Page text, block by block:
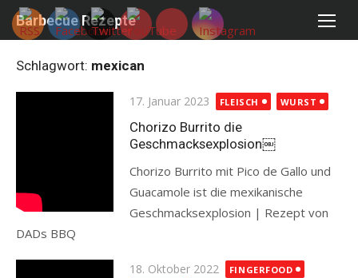
Skip
Barbecue Rezepte
Schlagwort: mexican
Posted
on
17. Januar 2023 FLEISCH WURST
Chorizo Burrito die
Geschmacksexplosion￼
Chorizo Burrito mit Pico de Gallo und
Guacamole ist die mexikanische
Geschmacksexplosion | Rezept von
DADs BBQ
Posted
18. Oktober 2022
FINGERFOOD